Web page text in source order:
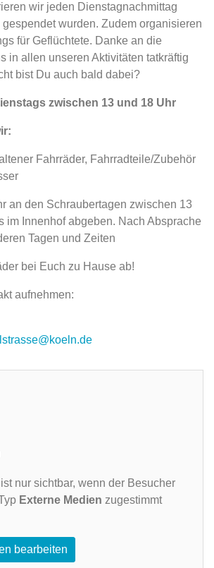
wir jeden Dienstagnachmittag
wurden. Zudem organisieren
für Geflüchtete. Danke an die
in allen unseren Aktivitäten tatkräftig
bist Du auch bald dabei?
zwischen 13 und 18 Uhr
Fahrräder, Fahrradteile/Zubehör
an den Schraubertagen zwischen 13
im Innenhof abgeben. Nach Absprache
Tagen und Zeiten
bei Euch zu Hause ab!
aufnehmen:
nur sichtbar, wenn der Besucher
Externe Medien zugestimmt
bearbeiten